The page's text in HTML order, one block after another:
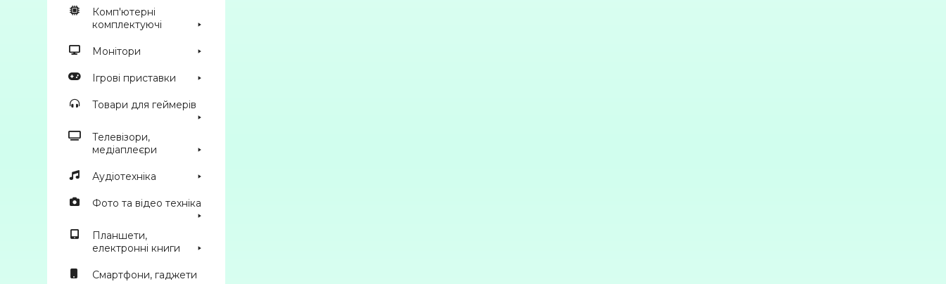
Комп'ютерні
комплектуючі
Монітори
Ігрові приставки
Товари для геймерів
Телевізори,
медіаплеєри
Аудіотехніка
Фото та відео техніка
Планшети,
електронні книги
Смартфони, гаджети